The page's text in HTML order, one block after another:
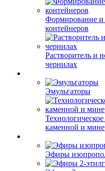
Формирование
контейнеров
Растворитель и
чернилах
Эмульгаторы
каменной и
Эфиры